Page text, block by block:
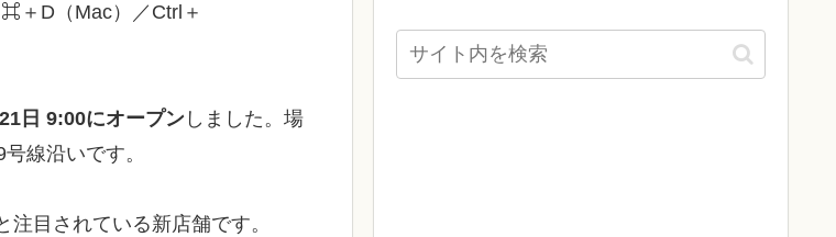
＋D（Mac）／Ctrl＋
日 9:00にオープン しました。場
線沿いです。
目されている新店舗です。